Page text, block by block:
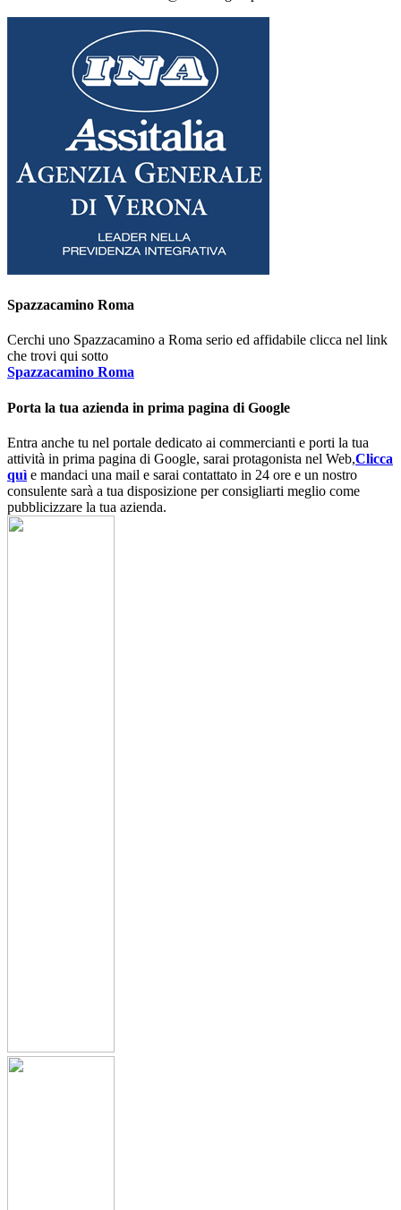
Spazzacamino Roma
Cerchi uno Spazzacamino a Roma serio ed affidabile clicca nel link
che trovi qui sotto
Spazzacamino Roma
Porta la tua azienda in prima pagina di Google
Entra anche tu nel portale dedicato ai commercianti e porti la tua
attività in prima pagina di Google, sarai protagonista nel Web,Clicca
quì e mandaci una mail e sarai contattato in 24 ore e un nostro
consulente sarà a tua disposizione per consigliarti meglio come
pubblicizzare la tua azienda.